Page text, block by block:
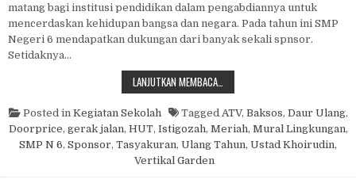
matang bagi institusi pendidikan dalam pengabdiannya untuk
mencerdaskan kehidupan bangsa dan negara. Pada tahun ini SMP
Negeri 6 mendapatkan dukungan dari banyak sekali spnsor.
Setidaknya…
LANJUTKAN MEMBACA…
Posted in Kegiatan Sekolah Tagged ATV, Baksos, Daur Ulang,
Doorprice, gerak jalan, HUT, Istigozah, Meriah, Mural Lingkungan,
SMP N 6, Sponsor, Tasyakuran, Ulang Tahun, Ustad Khoirudin,
Vertikal Garden